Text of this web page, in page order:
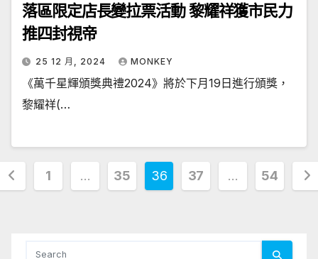
落區限定店長變拉票活動 黎耀祥獲市民力
推四封視帝
25 12 月, 2024 MONKEY
《萬千星輝頒獎典禮2024》將於下月19日進行頒獎，
黎耀祥(…
1 ... 35 36 37 ... 54